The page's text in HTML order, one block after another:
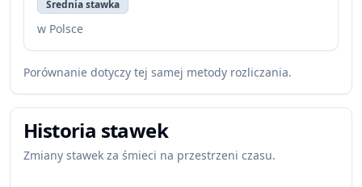
Średnia stawka
w Polsce
Porównanie dotyczy tej samej metody rozliczania.
Historia stawek
Zmiany stawek za śmieci na przestrzeni czasu.